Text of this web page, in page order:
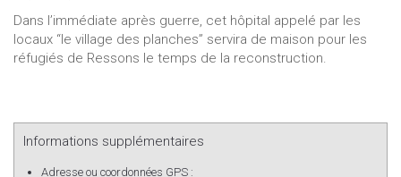
Dans l’immédiate après guerre, cet hôpital appelé par les
locaux “le village des planches” servira de maison pour les
réfugiés de Ressons le temps de la reconstruction.
Informations supplémentaires
Adresse ou coordonnées GPS :